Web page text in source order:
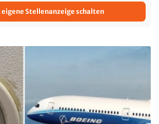
eigene Stellenanzeige schalten